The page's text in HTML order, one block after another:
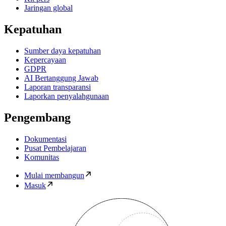
Jaringan global
Kepatuhan
Sumber daya kepatuhan
Kepercayaan
GDPR
AI Bertanggung Jawab
Laporan transparansi
Laporkan penyalahgunaan
Pengembang
Dokumentasi
Pusat Pembelajaran
Komunitas
Mulai membangun
Masuk